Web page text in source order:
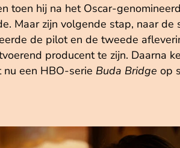
toen hij na het Oscar-
Maar zijn volgende stap, naar de
de pilot en de tweede
producent te zijn. Daarna
nu een HBO-serie Buda Bridge op